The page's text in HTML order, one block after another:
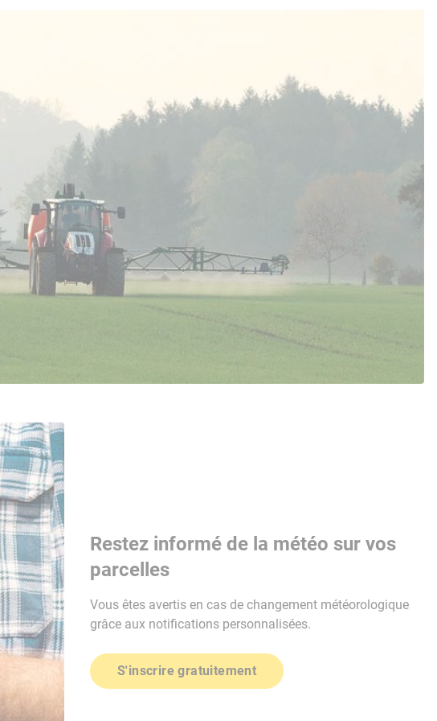
Restez informé de la météo sur vos
parcelles
Vous êtes avertis en cas de changement météorologique
grâce aux notifications personnalisées.
S'inscrire gratuitement